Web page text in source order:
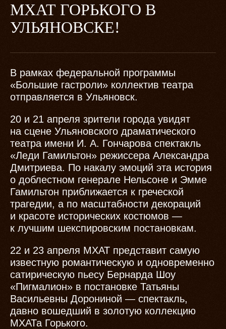
МХАТ ГОРЬКОГО В
УЛЬЯНОВСКЕ!
В рамках федеральной программы
«Большие гастроли» коллектив театра
отправляется в Ульяновск.
20 и 21 апреля зрители города увидят
на сцене Ульяновского драматического
театра имени И. А. Гончарова спектакль
«Леди Гамильтон» режиссера Александра
Дмитриева. По накалу эмоций эта история
о доблестном генерале Нельсоне и Эмме
Гамильтон приближается к греческой
трагедии, а по масштабности декораций
и красоте исторических костюмов —
к лучшим шекспировским постановкам.
22 и 23 апреля МХАТ представит самую
известную романтическую и одновременно
сатирическую пьесу Бернарда Шоу
«Пигмалион» в постановке Татьяны
Васильевны Дорониной — спектакль,
давно вошедший в золотую коллекцию
МХАТа Горького.